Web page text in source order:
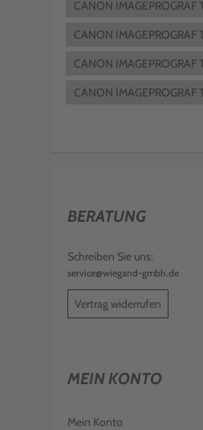
CANON IMAGEPROGRAF
CANON IMAGEPROGRAF
CANON
CANON
BERATUNG
Schreiben Sie uns:
service@wiegand-gmbh.de
Vertrag widerrufen
MEIN KONTO
Mein Konto